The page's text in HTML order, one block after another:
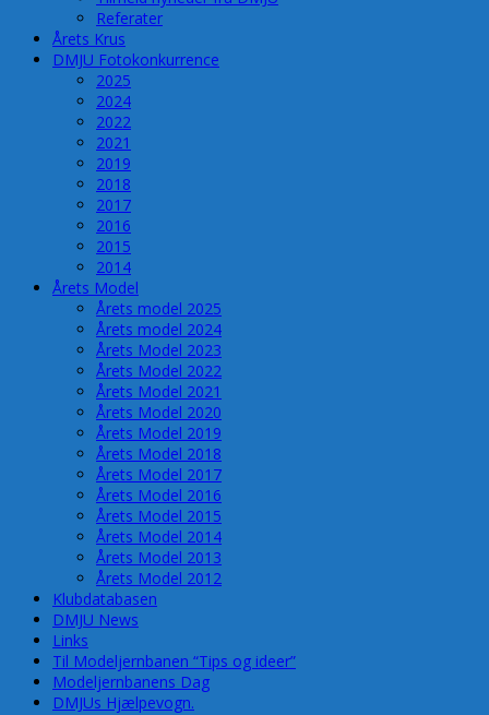
Referater
Årets Krus
DMJU Fotokonkurrence
2025
2024
2022
2021
2019
2018
2017
2016
2015
2014
Årets Model
Årets model 2025
Årets model 2024
Årets Model 2023
Årets Model 2022
Årets Model 2021
Årets Model 2020
Årets Model 2019
Årets Model 2018
Årets Model 2017
Årets Model 2016
Årets Model 2015
Årets Model 2014
Årets Model 2013
Årets Model 2012
Klubdatabasen
DMJU News
Links
Til Modeljernbanen “Tips og ideer”
Modeljernbanens Dag
DMJUs Hjælpevogn.